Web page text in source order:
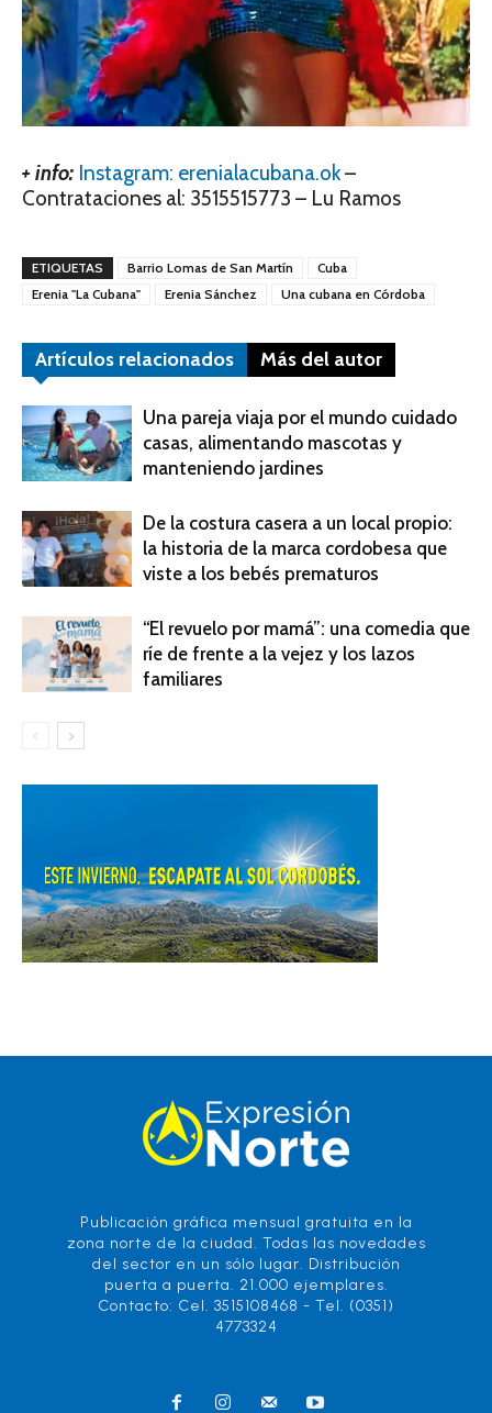
+ info: Instagram: erenialacubana.ok–
Contrataciones al: 3515515773 – Lu Ramos
ETIQUETAS Barrio Lomas de San Martín
Cuba
Erenia "La Cubana"
Erenia Sánchez Una cubana en Córdoba
Artículos relacionados Más del autor
Una pareja viaja por el mundo cuidado
casas, alimentando mascotas y
manteniendo jardines
De la costura casera a un local propio:
la historia de la marca cordobesa que
viste a los bebés prematuros
“El revuelo por mamá”: una comedia que
ríe de frente a la vejez y los lazos
familiares
Publicación gráfica mensual gratuita en la
zona norte de la ciudad. Todas las novedades
del sector en un sólo lugar. Distribución
puerta a puerta. 21.000 ejemplares.
Contacto: Cel. 3515108468 - Tel. (0351)
4773324